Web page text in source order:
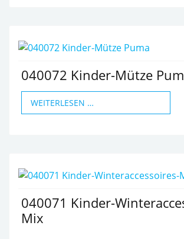
040072 Kinder-Mütze
WEITERLESEN …
040071 Kinder-
Mix